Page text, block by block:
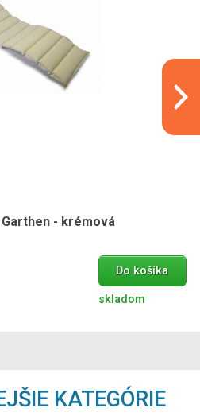
- krémová
Do košíka
skladom
KATEGÓRIE